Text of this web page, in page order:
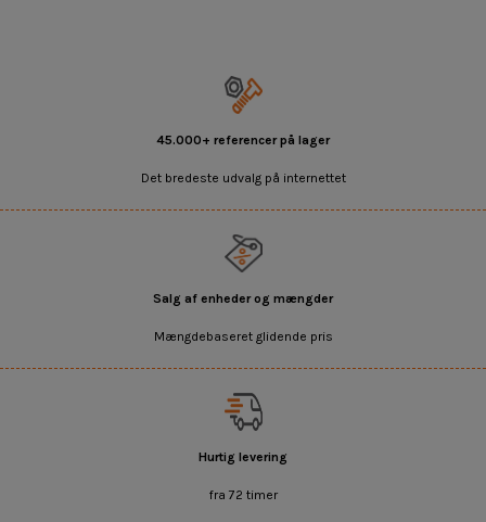
45.000+ referencer på lager
Det bredeste udvalg på internettet
Salg af enheder og mængder
Mængdebaseret glidende pris
Hurtig levering
fra 72 timer